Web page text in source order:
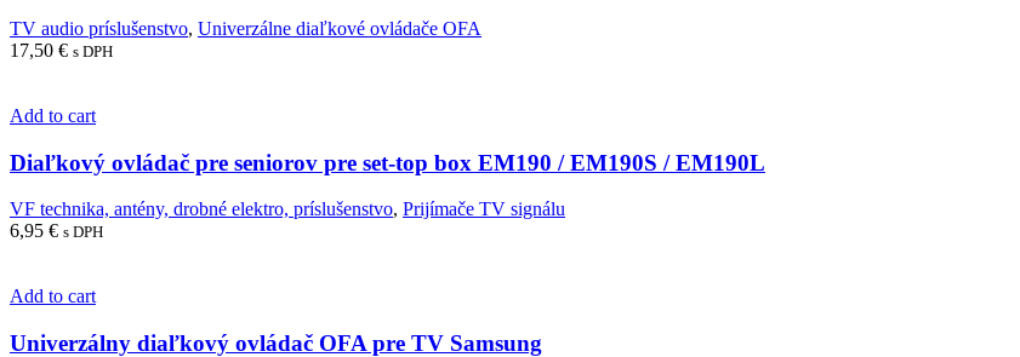
TV audio príslušenstvo, Univerzálne diaľkové ovládače OFA
17,50 € s DPH
Add to cart
Diaľkový ovládač pre seniorov pre set-top box EM190 / EM190S / EM190L
VF technika, antény, drobné elektro, príslušenstvo, Prijímače TV signálu
6,95 € s DPH
Add to cart
Univerzálny diaľkový ovládač OFA pre TV Samsung